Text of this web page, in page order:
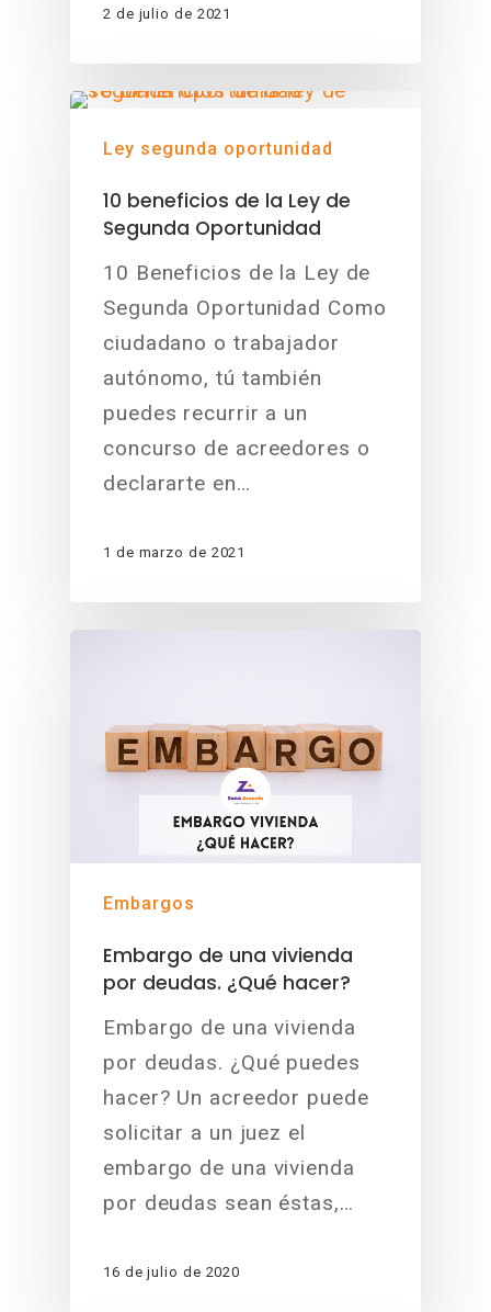
2 de julio de 2021
Ley segunda oportunidad
10 beneficios de la Ley de
Segunda Oportunidad
10 Beneficios de la Ley de
Segunda Oportunidad Como
ciudadano o trabajador
autónomo, tú también
puedes recurrir a un
concurso de acreedores o
declararte en…
1 de marzo de 2021
Embargos
Embargo de una vivienda
por deudas. ¿Qué hacer?
Embargo de una vivienda
por deudas. ¿Qué puedes
hacer? Un acreedor puede
solicitar a un juez el
embargo de una vivienda
por deudas sean éstas,…
16 de julio de 2020